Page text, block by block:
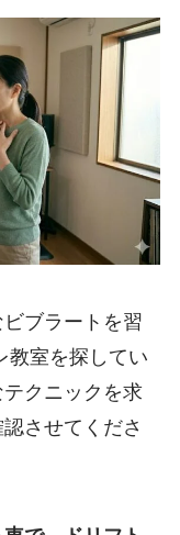
ビブラートを習
教室を探してい
クニックを求
させてくださ